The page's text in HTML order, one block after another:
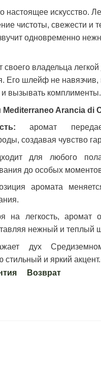
искусство.
чистоты, свежести и
одновременно
своего владельца
Его шлейф не
вызывать комплименты.
Arancia di
аромат
создавая чувство
для любого
до особых
аромата
на легкость, аромат
нежный и теплый
дух
и яркий акцент.
Возврат